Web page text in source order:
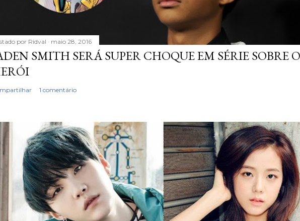
por Ridval maio 28, 2016
SMITH SERÁ SUPER CHOQUE EM SÉRIE SOBRE O
1 comentário